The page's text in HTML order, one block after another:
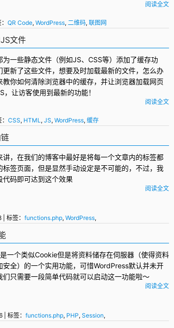
阅读全文
QR Code, WordPress, 二维码, 联图网
文件
为一些静态文件（例如JS、 CSS等）添加了缓存功
更新了这些文件，想要及时加载最新的文件，怎么办
教你如何清除浏览器中的缓存，并让浏览器加载网页
，让访客使用到最新的功能！
阅读全文
CSS, HTML, JS, WordPress, 缓存
讲，在我们的博客中最好是将每一个文章内的标签都
标签页面，但是显然手动设定是不可能的，不过，我
代码即可达到这个效果
阅读全文
标签： functions.php, WordPress,
是一个类似Cookie但是将资料储存在伺服器（使得资料
安全）的一个实用功能，可惜WordPress默认并未开
们只需要一段简单代码就可以启动这一功能啦～
阅读全文
| 标签： functions.php, PHP, Session,